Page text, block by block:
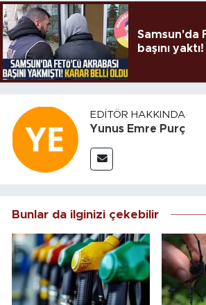
Samsun'da
başını
EDITÖR HAKKINDA
Yunus Emre Purç
Bunlar da ilginizi çekebilir